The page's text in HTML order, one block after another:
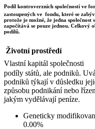
Podíl kontroverzních společností ve
zastoupených ve fondu, které se
protože je možné, že jedna
započítává se pouze jednou. Celkový
podílů.
Životní prostředí
Vlastní kapitál společnosti
podíly států, ale podniků.
podniků týkají v důsledku
způsobu podnikání nebo
jakým vydělávají peníze.
Geneticky
0.00%